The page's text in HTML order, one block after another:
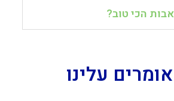
הכי טוב?
עלינו